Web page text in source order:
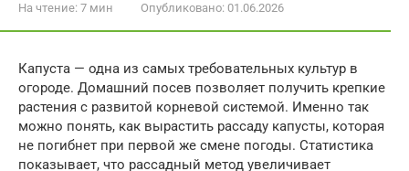
На чтение: 7 мин Опубликовано: 01.06.2026
Капуста — одна из самых требовательных культур в
огороде. Домашний посев позволяет получить крепкие
растения с развитой корневой системой. Именно так
можно понять, как вырастить рассаду капусты, которая
не погибнет при первой же смене погоды. Статистика
показывает, что рассадный метод увеличивает